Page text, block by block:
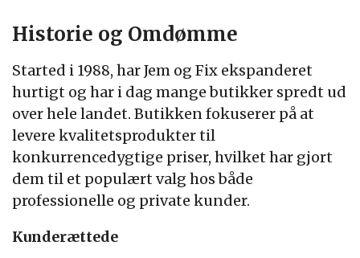
Historie og Omdømme
Started i 1988, har Jem og Fix ekspanderet
hurtigt og har i dag mange butikker spredt ud
over hele landet. Butikken fokuserer på at
levere kvalitetsprodukter til
konkurrencedygtige priser, hvilket har gjort
dem til et populært valg hos både
professionelle og private kunder.
Kunderættede